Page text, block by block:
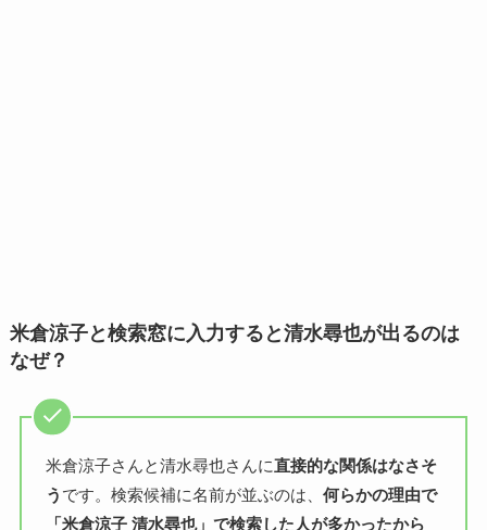
米倉涼子と検索窓に入力すると清水尋也が出るのは
なぜ？
米倉涼子さんと清水尋也さんに直接的な関係はなさそ
う です。検索候補に名前が並ぶのは、何らかの理由で
「米倉涼子 清水尋也」で検索した人が多かったから